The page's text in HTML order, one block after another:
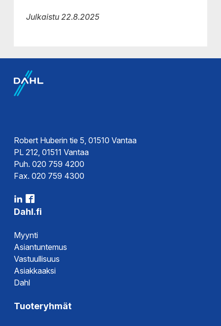
Julkaistu 22.8.2025
Robert Huberin tie 5, 01510 Vantaa
PL 212, 01511 Vantaa
Puh. 020 759 4200
Fax. 020 759 4300
Dahl.fi
Myynti
Asiantuntemus
Vastuullisuus
Asiakkaaksi
Dahl
Tuoteryhmät